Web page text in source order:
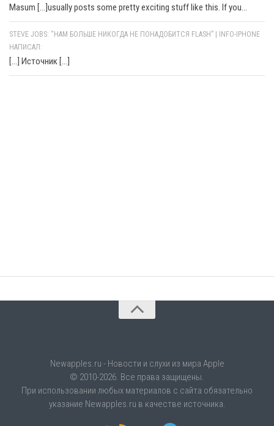
Masum [...]usually posts some pretty exciting stuff like this. If you...
STEVE JOBS: “НАМ БОЛЬШЕ НИКОГДА НЕ ПОНАДОБИТСЯ FLASH” | INFO-IPHONE
НАПИСАЛ:
[…] Источник […]
Newapples.ru - Новости и слухи из мира Apple
© 2010-2026. Все права защищены.
При использовании любых материалов с сайта обязательно
указание Newapples.ru в качестве источника.